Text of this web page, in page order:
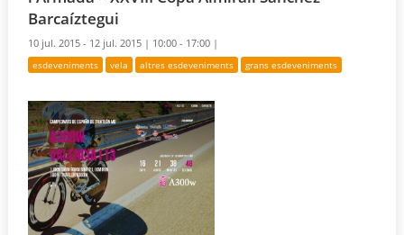
Barcaíztegui
10 jul. 2015 - 12 jul. 2015 | 10:00 - 17:00 |
esdeveniments vela altres esdeveniments grans esdeveniments